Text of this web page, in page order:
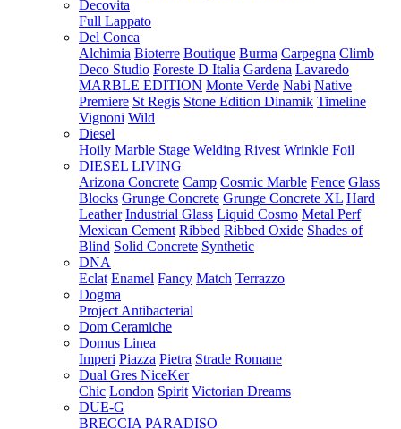
Decovita
Full Lappato
Del Conca
Alchimia Bioterre Boutique Burma Carpegna Climb
Deco Studio Foreste D Italia Gardena Lavaredo
MARBLE EDITION Monte Verde Nabi Native
Premiere St Regis Stone Edition Dinamik Timeline
Vignoni Wild
Diesel
Hoily Marble Stage Welding Rivest Wrinkle Foil
DIESEL LIVING
Arizona Concrete Camp Cosmic Marble Fence Glass
Blocks Grunge Concrete Grunge Concrete XL Hard
Leather Industrial Glass Liquid Cosmo Metal Perf
Mexican Cement Ribbed Ribbed Oxide Shades of
Blind Solid Concrete Synthetic
DNA
Eclat Enamel Fancy Match Terrazzo
Dogma
Project Antibacterial
Dom Ceramiche
Domus Linea
Imperi Piazza Pietra Strade Romane
Dual Gres NiceKer
Chic London Spirit Victorian Dreams
DUE-G
BRECCIA PARADISO